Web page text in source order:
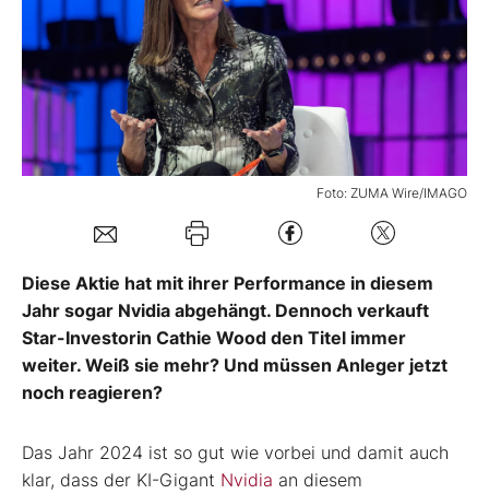
Mein B:O
Mein Konto
Foto: ZUMA Wire/IMAGO
Diese Aktie hat mit ihrer Performance in diesem
Jahr sogar Nvidia abgehängt. Dennoch verkauft
Star-Investorin Cathie Wood den Titel immer
weiter. Weiß sie mehr? Und müssen Anleger jetzt
noch reagieren?
Das Jahr 2024 ist so gut wie vorbei und damit auch
klar, dass der KI-Gigant Nvidia an diesem